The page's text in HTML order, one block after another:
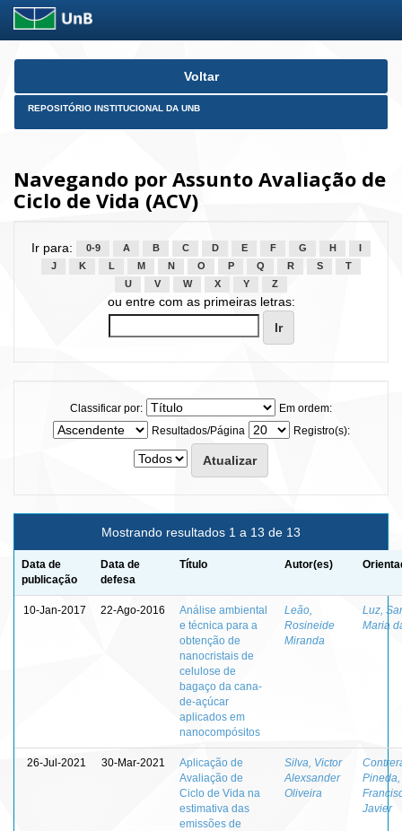
Skip
Voltar
REPOSITÓRIO INSTITUCIONAL DA UNB
Navegando por Assunto Avaliação de
Ciclo de Vida (ACV)
Ir para: 0-9 A B C D E F G H
J
K L M N O P Q R S
T
U
V W X Y Z
ou entre com as primeiras letras:
Classificar por:
Em ordem:
Resultados/Página
Registro(s):
Mostrando resultados 1 a 13 de 13
Data de
publicação
Data de
defesa
Título Autor(es)
10-Jan-2017 22-Ago-2016
Análise ambiental
e técnica para a
obtenção de
nanocristais de
celulose de
bagaço da cana-
de-açúcar
aplicados em
nanocompósitos
Leão,
Rosineide
Miranda
Luz,
Maria
26-Jul-2021 30-Mar-2021
Aplicação de
Avaliação de
Ciclo de Vida na
estimativa das
emissões de
Silva, Victor
Alexsander
Oliveira
Pineda,
Javier